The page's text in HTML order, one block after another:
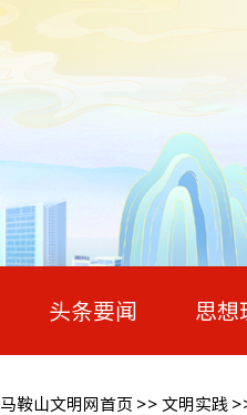
头条要闻 思想
马鞍山文明网首页 >> 文明实践